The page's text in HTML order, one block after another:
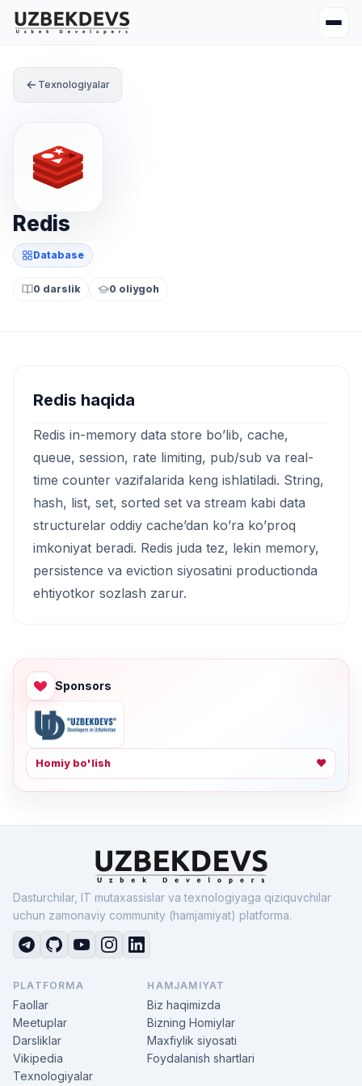
Texnologiyalar
Redis
Database
0 darslik 0 oliygoh
Redis haqida
Redis in-memory data store bo’lib, cache,
queue, session, rate limiting, pub/sub va real-
time counter vazifalarida keng ishlatiladi. String,
hash, list, set, sorted set va stream kabi data
structurelar oddiy cache’dan ko’ra ko’proq
imkoniyat beradi. Redis juda tez, lekin memory,
persistence va eviction siyosatini productionda
ehtiyotkor sozlash zarur.
Sponsors
Homiy bo'lish ❤
Dasturchilar, IT mutaxassislar va texnologiyaga qiziquvchilar
uchun zamonaviy community (hamjamiyat) platforma.
PLATFORMA
Faollar
Meetuplar
Darsliklar
Vikipedia
Texnologiyalar
HAMJAMIYAT
Biz haqimizda
Bizning Homiylar
Maxfiylik siyosati
Foydalanish shartlari